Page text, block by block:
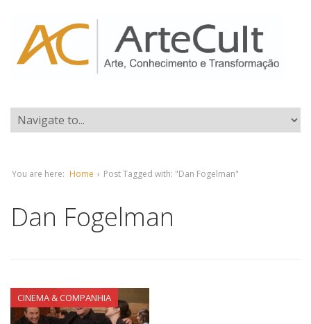
You are here: Home › Post Tagged with: "Dan Fogelman"
Dan Fogelman
CINEMA & COMPANHIA